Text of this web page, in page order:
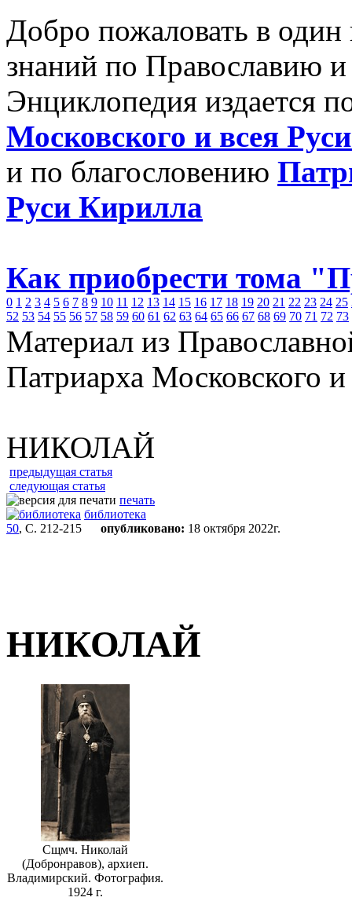
Добро пожаловать в
знаний по Православию
Энциклопедия издается
Московского и всея
и по благословению
Руси Кирилла
Как приобрести тома
0 1 2 3 4 5 6 7 8 9 10 11 12 13 14 15 16 17 18 19 20 21 22 23 24 25
52 53 54 55 56 57 58 59 60 61 62 63 64 65 66 67 68 69 70 71 72 73
Материал из
Патриарха Московского
НИКОЛАЙ
предыдущая статья
следующая статья
печать
библиотека
50, С. 212-215 опубликовано: 18 октября 2022г.
НИКОЛАЙ
Сщмч. Николай
(Добронравов), архиеп.
Владимирский. Фотография.
1924 г.